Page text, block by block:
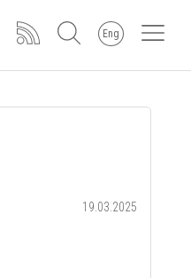
Eng
19.03.2025